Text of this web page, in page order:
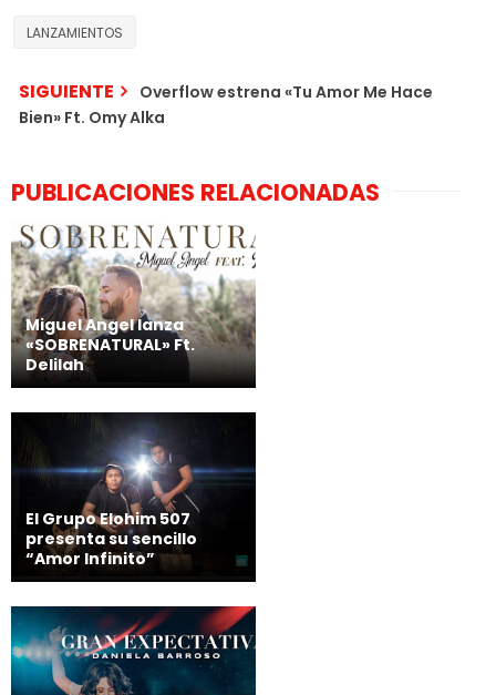
LANZAMIENTOS
SIGUIENTE
Overflow estrena «Tu Amor Me Hace
Bien» Ft. Omy Alka
PUBLICACIONES RELACIONADAS
Miguel Angel lanza
«SOBRENATURAL» Ft.
Delilah
El Grupo Elohim 507
presenta su sencillo
“Amor Infinito”